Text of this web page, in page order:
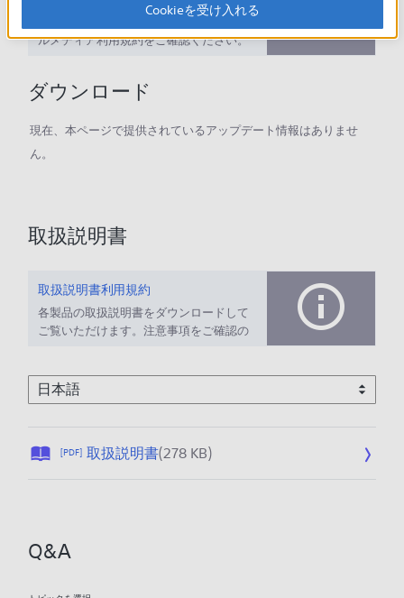
サポート動画をご利用の際にはソーシャ
ルメディア利用規約をご確認ください。
ダウンロード
現在、本ページで提供されているアップデート情報はありませ
ん。
取扱説明書
取扱説明書利用規約
各製品の取扱説明書をダウンロードして
ご覧いただけます。注意事項をご確認の
[PDF] 取扱説明書(278 KB)公
Q&A
Cookieを受け入れる